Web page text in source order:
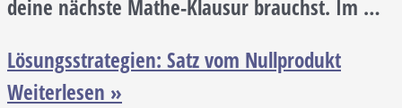
deine nächste Mathe-Klausur brauchst. Im …
Lösungsstrategien: Satz vom Nullprodukt
Weiterlesen »